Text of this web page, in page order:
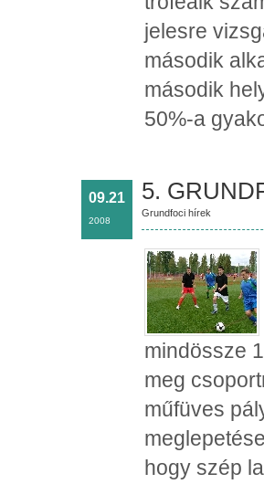
jelesre
második
második
50%-a
09.21
2008
5.
Grundfoci hírek
mindössze
meg
műfüves
hogy szép